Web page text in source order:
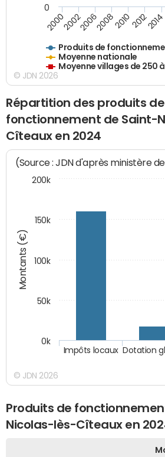
Produits de
Moyenne nationale
Moyenne villages de 250
2000200220062008201020122014
0
© JDN 2026
Répartition des produits de
fonctionnement de Saint-
Cîteaux en 2024
Montants (€)
(Source : JDN d'après ministère
Dotation
Impôts locaux
0k
50k
100k
150k
200k
© JDN 2026
Produits de
Nicolas-lès-Cîteaux en